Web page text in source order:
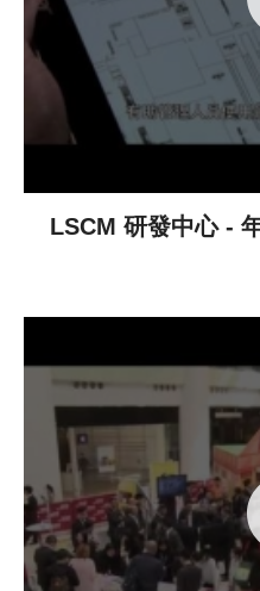
LSCM 研發中心 -